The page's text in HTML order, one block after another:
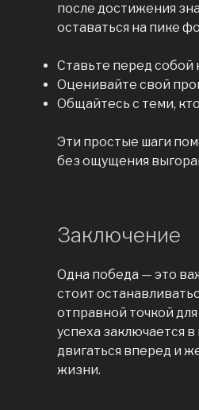
после достижения
оставаться на пике
Ставьте перед собой
Оценивайте свой
Общайтесь с теми,
Эти простые шаги
без ощущения
Заключение
Одна победа — это
стоит
отправной точкой
успеха заключается
двигаться вперед и
жизни.